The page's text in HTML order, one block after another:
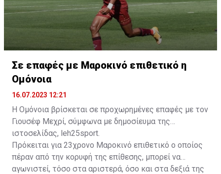
Σε επαφές με Μαροκινό επιθετικό η
Ομόνοια
16.07.2023 12:21
Η Ομόνοια βρίσκεται σε προχωρημένες επαφές με τον
Γιουσέφ Μεχρί, σύμφωνα με δημοσίευμα της
ιστοσελίδας, leh25sport.
Πρόκειται για 23χρονο Μαροκινό επιθετικό ο οποίος
πέραν από την κορυφή της επίθεσης, μπορεί να
αγωνιστεί, τόσο στα αριστερά, όσο και στα δεξιά της